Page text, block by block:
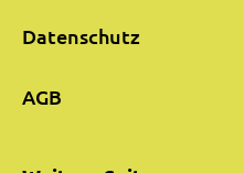
Datenschutz
AGB